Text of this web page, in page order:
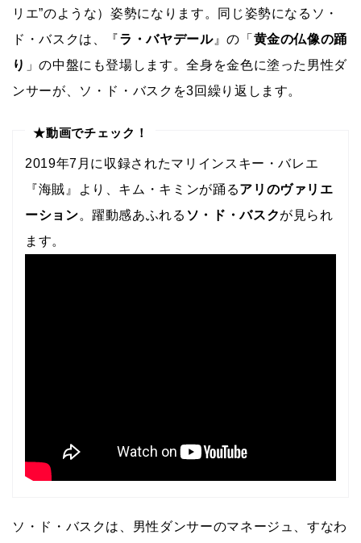
リエ”のような）姿勢になります。同じ姿勢になるソ・
ド・バスクは、『ラ・バヤデール』の「 黄金の仏像の踊
り 」の中盤にも登場します。全身を金色に塗った男性ダ
ンサーが、ソ・ド・バスクを3回繰り返します。
★動画でチェック！
2019年7月に収録されたマリインスキー・バレエ
『海賊』より、キム・キミンが踊るアリのヴァリエ
ーション。躍動感あふれる ソ・ド・バスクが見られ
ます。
ソ・ド・バスクは、男性ダンサーのマネージュ、すなわ